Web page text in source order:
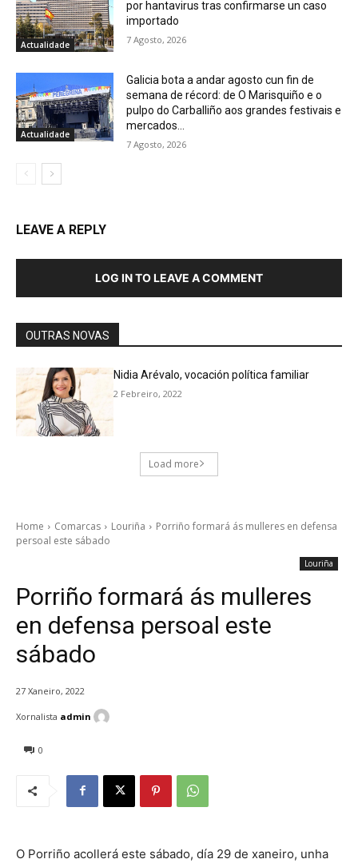
Actualidade
por hantavirus tras confirmarse un caso
importado
7 Agosto, 2026
Actualidade
Galicia bota a andar agosto cun fin de
semana de récord: de O Marisquiño e o
pulpo do Carballiño aos grandes festivais e
mercados...
7 Agosto, 2026
LEAVE A REPLY
LOG IN TO LEAVE A COMMENT
OUTRAS NOVAS
Nidia Arévalo, vocación política familiar
2 Febreiro, 2022
Load more